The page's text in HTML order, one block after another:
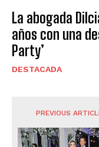
La abogada
años con una
Party’
DESTACADA
PREVIOUS